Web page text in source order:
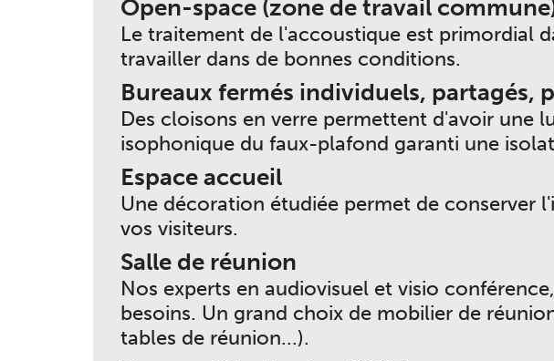
Open-space (zone de travail
Le traitement de l'accoustique est primordial
travailler dans de bonnes conditions.
Bureaux fermés individuels, partagés,
Des cloisons en verre permettent d'avoir
isophonique du faux-plafond garanti une
Espace accueil
Une décoration étudiée permet de conserver
vos visiteurs.
Salle de réunion
Nos experts en audiovisuel et visio
besoins. Un grand choix de mobilier de
tables de réunion...).